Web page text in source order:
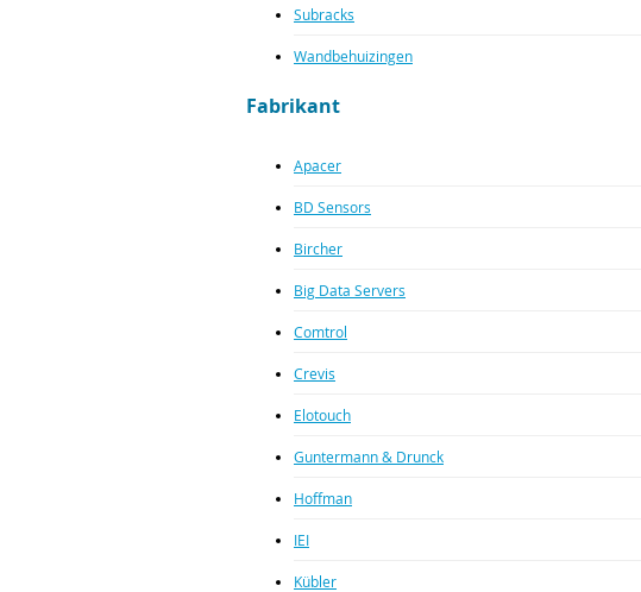
Subracks
Wandbehuizingen
Fabrikant
Apacer
BD Sensors
Bircher
Big Data Servers
Comtrol
Crevis
Elotouch
Guntermann & Drunck
Hoffman
IEI
Kübler